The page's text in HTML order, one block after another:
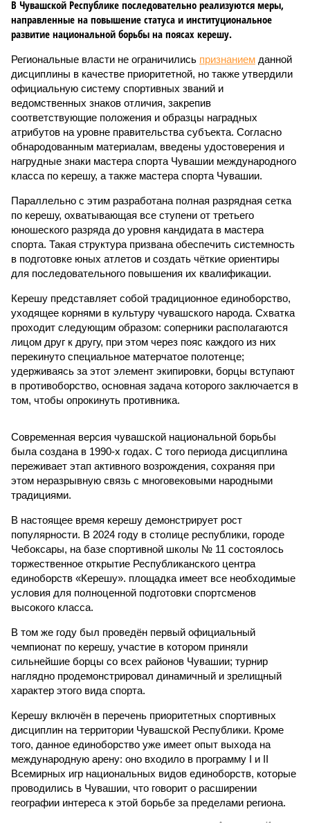
Параллельно с этим разработана полная разрядная сетка
по керешу, охватывающая все ступени от третьего
спорта. Такая структура призвана обеспечить системность
в подготовке юных атлетов и создать чёткие ориентиры
для последовательного повышения их квалификации.
Керешу представляет собой традиционное единоборство,
уходящее корнями в культуру чувашского народа. Схватка
проходит следующим образом: соперники располагаются
лицом друг к другу, при этом через пояс каждого из них
перекинуто специальное матерчатое полотенце;
в противоборство, основная задача которого заключается в
том, чтобы опрокинуть противника.
Современная версия чувашской национальной борьбы
была создана в 1990-х годах. С того периода дисциплина
этом неразрывную связь с многовековыми народными
традициями.
В настоящее время керешу демонстрирует рост
популярности. В 2024 году в столице республики, городе
Чебоксары, на базе спортивной школы № 11 состоялось
торжественное открытие Республиканского центра
единоборств «Керешу». площадка имеет все необходимые
В том же году был проведён первый официальный
чемпионат по керешу, участие в котором приняли
сильнейшие борцы со всех районов Чувашии; турнир
наглядно продемонстрировал динамичный и зрелищный
Керешу включён в перечень приоритетных спортивных
дисциплин на территории Чувашской Республики. Кроме
того, данное единоборство уже имеет опыт выхода на
международную арену: оно входило в программу I и II
Всемирных игр национальных видов единоборств, которые
проводились в Чувашии, что говорит о расширении
Александра Иванова
Опубликовано:
Отредактировано:22.07.2026 13:47
двух больниц
КОММЕНТАРИИ 0
ПОСЛЕДНИЕ НОВОСТИ